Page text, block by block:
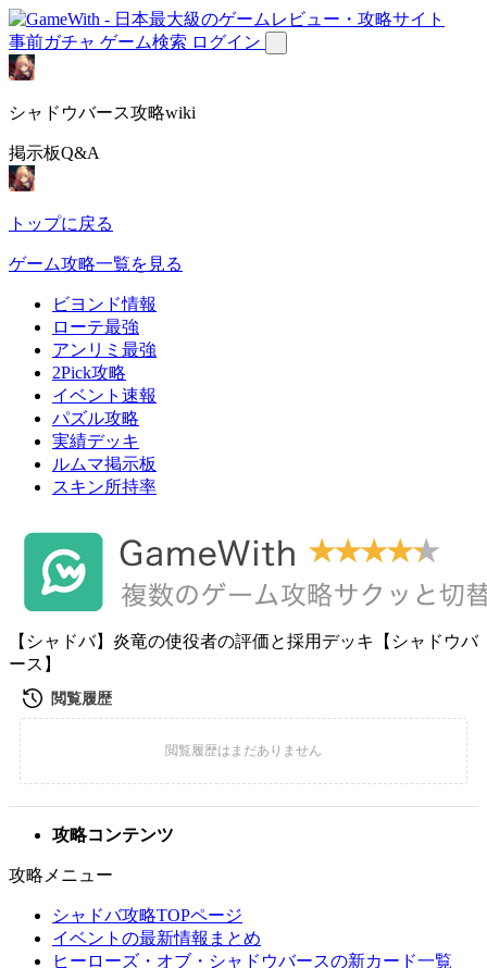
事前ガチャ ゲーム検索 ログイン
シャドウバース攻略wiki
掲示板Q&A
トップに戻る
ゲーム攻略一覧を見る
ビヨンド情報
ローテ最強
アンリミ最強
2Pick攻略
イベント速報
パズル攻略
実績デッキ
ルムマ掲示板
スキン所持率
【シャドバ】炎竜の使役者の評価と採用デッキ【シャドウバ
ース】
攻略コンテンツ
攻略メニュー
シャドバ攻略TOPページ
イベントの最新情報まとめ
ヒーローズ・オブ・シャドウバースの新カード一覧